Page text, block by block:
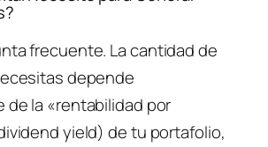
frecuente. La cantidad de
depende
la «rentabilidad por
yield) de tu portafolio,